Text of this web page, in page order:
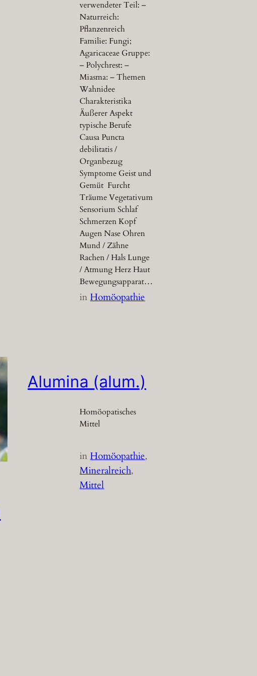
verwendeter Teil: –
Naturreich:
Pflanzenreich
Familie: Fungi;
Agaricaceae Gruppe:
– Polychrest: –
Miasma: – Themen
Wahnidee
Charakteristika
Äußerer Aspekt
typische Berufe
Causa Puncta
debilitatis /
Organbezug
Symptome Geist und
Gemüt Furcht
Träume Vegetativum
Sensorium Schlaf
Schmerzen Kopf
Augen Nase Ohren
Mund / Zähne
Rachen / Hals Lunge
/ Atmung Herz Haut
Bewegungsapparat…
inHomöopathie
Alumina (alum.)
Homöopatisches
Mittel
inHomöopathie
Mineralreich
Mittel